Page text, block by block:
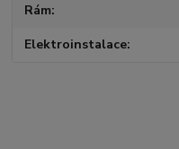
Rám
Elektroinstalace